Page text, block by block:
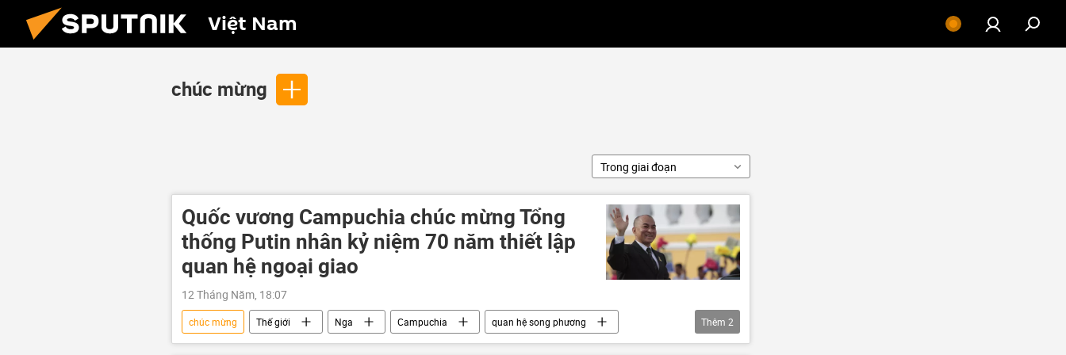
Việt Nam
chúc mừng
Trong giai đoạn
Quốc vương Campuchia chúc mừng Tổng
thống Putin nhân kỷ niệm 70 năm thiết lập
quan hệ ngoại giao
12 Tháng Năm, 18:07
chúc mừng Thế giới Nga Campuchia
quan hệ song phương
ngoại giao
Vladimir Putin
Thêm 2